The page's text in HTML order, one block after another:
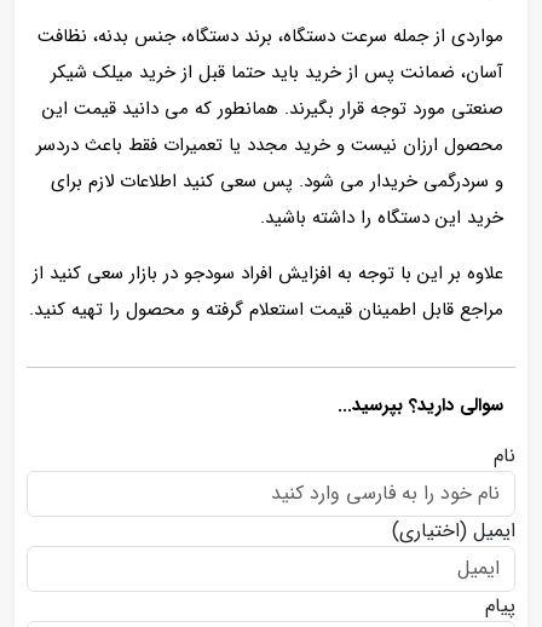
مواردی از جمله سرعت دستگاه، برند دستگاه، جنس بدنه، نظافت
آسان، ضمانت پس از خرید باید حتما قبل از خرید میلک شیکر
صنعتی مورد توجه قرار بگیرند. همانطور که می دانید قیمت این
محصول ارزان نیست و خرید مجدد یا تعمیرات فقط باعث دردسر
و سردرگمی خریدار می شود. پس سعی کنید اطلاعات لازم برای
خرید این دستگاه را داشته باشید.
علاوه بر این با توجه به افزایش افراد سودجو در بازار سعی کنید از
مراجع قابل اطمینان قیمت استعلام گرفته و محصول را تهیه کنید.
سوالی دارید؟ بپرسید...
نام
ایمیل (اختیاری)
پیام